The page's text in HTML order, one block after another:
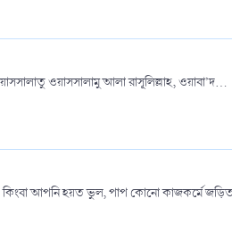
ওয়াসসালামু আলা রাসূলিল্লাহ, ওয়াবা’দ...
আপনি হয়ত ভুল, পাপ কোনো কাজকর্মে‌